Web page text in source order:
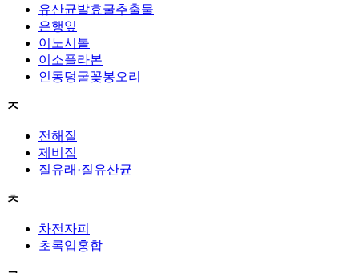
유산균발효굴추출물
은행잎
이노시톨
이소플라본
인동덩굴꽃봉오리
ㅈ
전해질
제비집
질유래·질유산균
ㅊ
차전자피
초록입홍합